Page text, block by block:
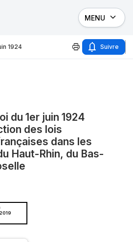
MENU
1924 Suivre
du 1er juin 1924
des lois
dans les
Haut-Rhin, du Bas-